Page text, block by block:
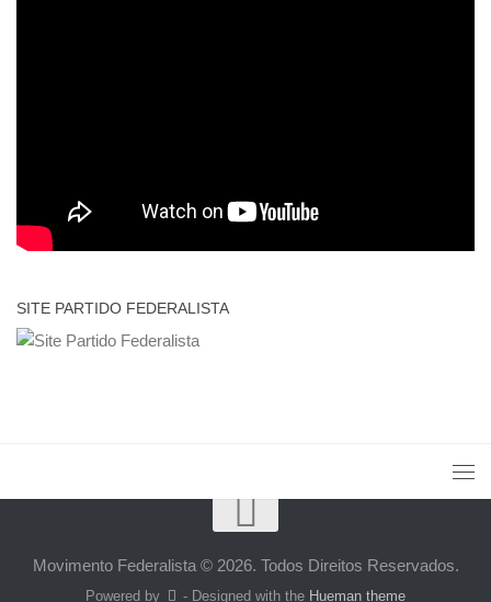
SITE PARTIDO FEDERALISTA
Movimento Federalista © 2026. Todos Direitos Reservados.
Powered by - Designed with the Hueman theme